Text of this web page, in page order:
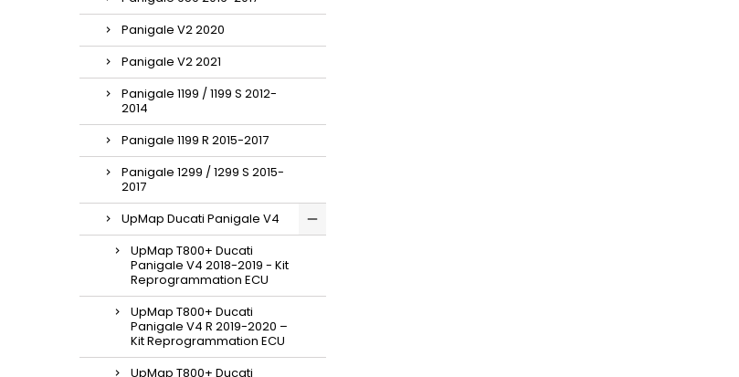
Panigale V2 2020
Panigale V2 2021
Panigale 1199 / 1199 S 2012-
2014
Panigale 1199 R 2015-2017
Panigale 1299 / 1299 S 2015-
2017
UpMap Ducati Panigale V4
UpMap T800+ Ducati
Panigale V4 2018-2019 - Kit
Reprogrammation ECU
UpMap T800+ Ducati
Panigale V4 R 2019-2020 –
Kit Reprogrammation ECU
UpMap T800+ Ducati